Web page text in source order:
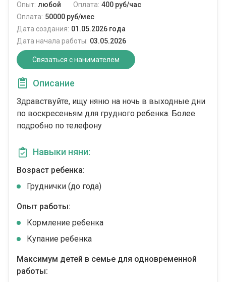
Опыт: любой Оплата: 400 руб/час
Оплата: 50000 руб/мес
Дата создания: 01.05.2026 года
Дата начала работы: 03.05.2026
Связаться с нанимателем
Описание
Здравствуйте, ищу няню на ночь в выходные дни
по воскресеньям для грудного ребенка. Более
подробно по телефону
Навыки няни:
Возраст ребенка:
Груднички (до года)
Опыт работы:
Кормление ребенка
Купание ребенка
Максимум детей в семье для одновременной
работы: